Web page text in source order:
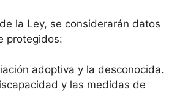
la Ley, se considerarán datos
protegidos:
adoptiva y la desconocida.
y las medidas de